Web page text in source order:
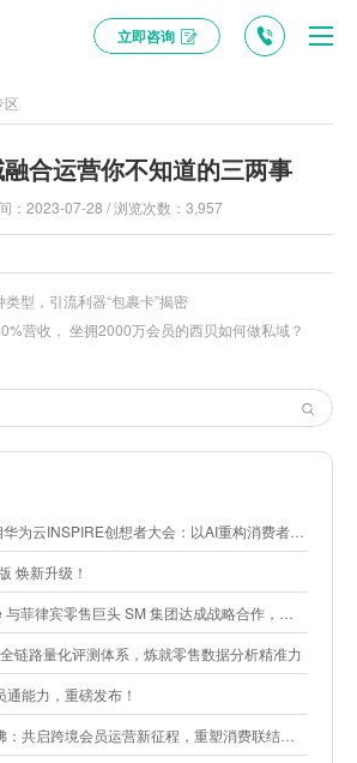
立即咨询
区
合运营你不知道的三两事
：2023-07-28 / 浏览次数：3,957
型，引流利器“包裹卡”揭密
营收， 坐拥2000万会员的西贝如何做私域？
创想者大会：以AI重构消费者运营与零售营销新范式
焕新升级！
巨头 SM 集团达成战略合作，携手开启 SMAC 会员数智化运营新征程
链路量化评测体系，炼就零售数据分析精准力
能力，重磅发布！
共启跨境会员运营新征程，重塑消费联结新体验